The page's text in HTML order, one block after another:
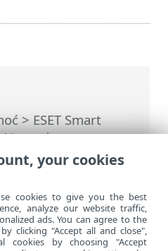
>ESET Smart
Napredno
>Povrat
interval
your cookies
cookies to give you the best
analyze our website traffic,
ads. You can agree to the
clicking "Accept all and close",
cookies by choosing "Accept